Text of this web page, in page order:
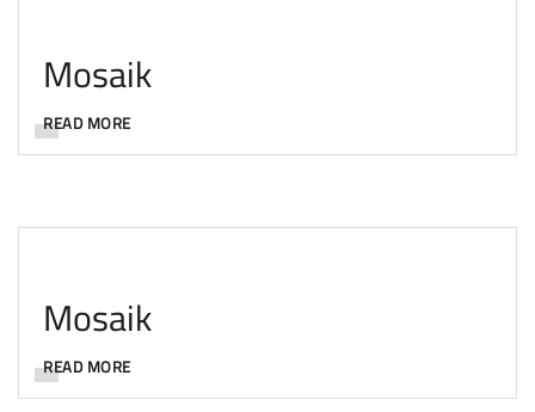
Mosaik
READ MORE
Mosaik
READ MORE